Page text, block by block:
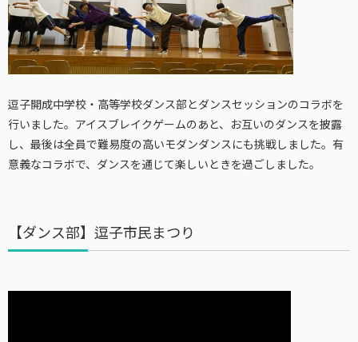
逗子開成中学校・高等学校ダンス部とダンスセッションのコラボを
行いました。アイスブレイクゲームのあと、お互いのダンスを披露
し、最後は全員で難易度の高いモダンダンスにも挑戦しました。有
意義なコラボで、ダンスを通じて楽しいときを過ごしました。
【ダンス部】逗子市民まつり